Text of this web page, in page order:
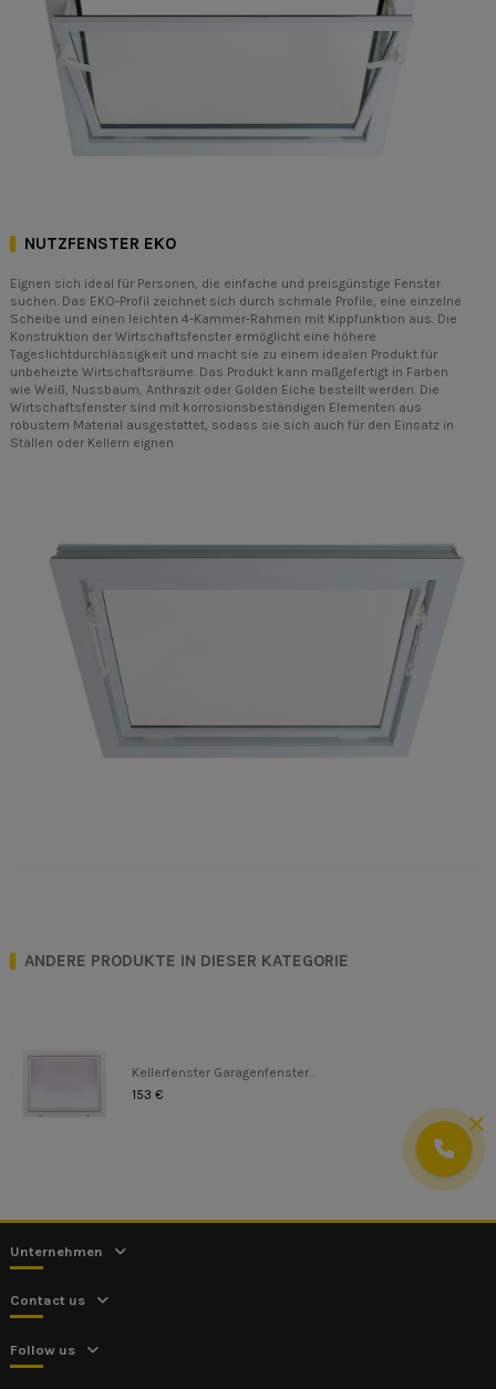
NUTZFENSTER EKO
Eignen sich ideal für Personen, die einfache und preisgünstige Fenster
suchen. Das EKO-Profil zeichnet sich durch schmale Profile, eine einzelne
Scheibe und einen leichten 4-Kammer-Rahmen mit Kippfunktion aus. Die
Konstruktion der Wirtschaftsfenster ermöglicht eine höhere
Tageslichtdurchlässigkeit und macht sie zu einem idealen Produkt für
unbeheizte Wirtschaftsräume. Das Produkt kann maßgefertigt in Farben
wie Weiß, Nussbaum, Anthrazit oder Golden Eiche bestellt werden. Die
Wirtschaftsfenster sind mit korrosionsbeständigen Elementen aus
robustem Material ausgestattet, sodass sie sich auch für den Einsatz in
Ställen oder Kellern eignen
ANDERE PRODUKTE IN DIESER KATEGORIE
Kellerfenster Garagenfenster...
153 €
Unternehmen
Contact us
Follow us